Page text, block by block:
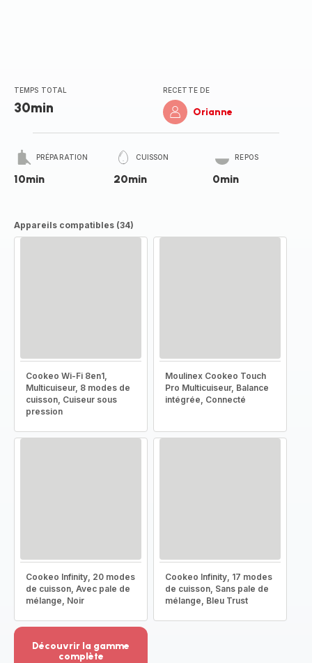
TEMPS TOTAL
30min
RECETTE DE
Orianne
PRÉPARATION
10min
CUISSON
20min
REPOS
0min
Appareils compatibles (34)
Cookeo Wi-Fi 8en1,
Multicuiseur, 8 modes de
cuisson, Cuiseur sous
pression
Moulinex Cookeo Touch
Pro Multicuiseur, Balance
intégrée, Connecté
Cookeo Infinity, 20 modes
de cuisson, Avec pale de
mélange, Noir
Cookeo Infinity, 17 modes
de cuisson, Sans pale de
mélange, Bleu Trust
Découvrir la gamme
complète